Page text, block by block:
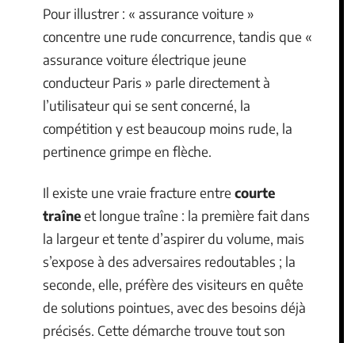
Pour illustrer : « assurance voiture »
concentre une rude concurrence, tandis que «
assurance voiture électrique jeune
conducteur Paris » parle directement à
l’utilisateur qui se sent concerné, la
compétition y est beaucoup moins rude, la
pertinence grimpe en flèche.
Il existe une vraie fracture entre courte
traîneet longue traîne : la première fait dans
la largeur et tente d’aspirer du volume, mais
s’expose à des adversaires redoutables ; la
seconde, elle, préfère des visiteurs en quête
de solutions pointues, avec des besoins déjà
précisés. Cette démarche trouve tout son